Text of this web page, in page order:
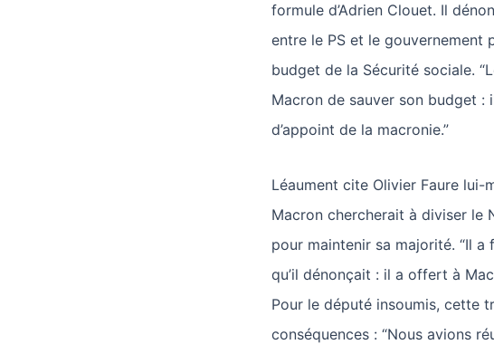
formule d’Adrien Clouet. Il
entre le PS et le gouvernement
budget de la Sécurité sociale.
Macron de sauver son budget :
d’appoint de la macronie.”
Léaument cite Olivier Faure lui-
Macron chercherait à diviser le
pour maintenir sa majorité. “Il
qu’il dénonçait : il a offert à
Pour le député insoumis, cette
conséquences : “Nous avions